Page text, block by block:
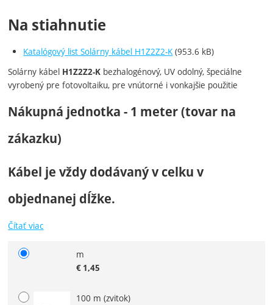
Na stiahnutie
Katalógový list Solárny kábel H1Z2Z2-K (953.6 kB)
Solárny kábel H1Z2Z2-K bezhalogénový, UV odolný, špeciálne
vyrobený pre fotovoltaiku, pre vnútorné i vonkajšie použitie
Nákupná jednotka - 1 meter (tovar na
zákazku)
Kábel je vždy dodávaný v celku v
objednanej dĺžke.
Čítať viac
Zvoľte variant
m
€ 1,45
100 m (zvitok)